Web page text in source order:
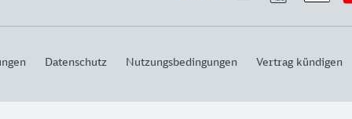
Datenschutz Nutzungsbedingungen Vertrag kündigen